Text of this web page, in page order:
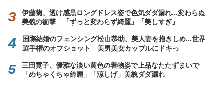
伊藤蘭、透け感黒ロングドレス姿で色気ダダ漏れ...変わらぬ
美貌の衝撃 「ずっと変わらず綺麗」「美しすぎ」
国際結婚のフェンシング松山恭助、美人妻を抱きしめ...世界
選手権のオフショット 美男美女カップルにドキっ
三田寛子、優雅な淡い黄色の着物姿で上品なたたずまいで
「めちゃくちゃ綺麗」「涼しげ」美貌ダダ漏れ